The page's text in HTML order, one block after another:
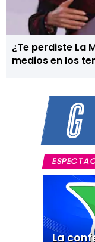
¿Te perdiste La
medios en los
La